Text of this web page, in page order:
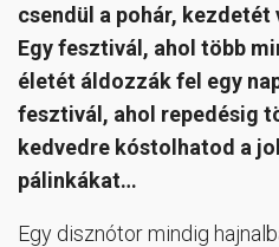
csendül a pohár,
Egy fesztivál, ahol több
életét áldozzák fel egy
fesztivál, ahol repedésig
kedvedre kóstolhatod a
pálinkákat…
Egy disznótor mindig